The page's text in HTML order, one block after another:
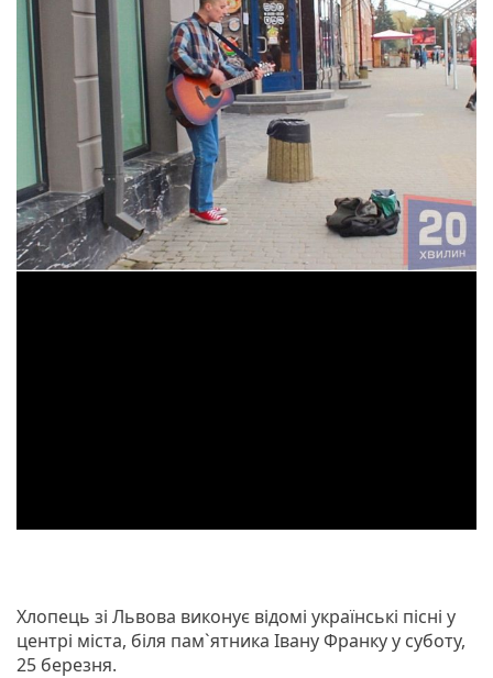
Хлопець зі Львова виконує відомі українські пісні у
центрі міста, біля пам`ятника Івану Франку у суботу,
25 березня.